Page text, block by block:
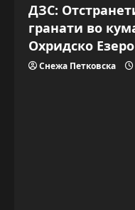
ДЗС:
гранати во
Охридско Езеро
Снежа Петковска